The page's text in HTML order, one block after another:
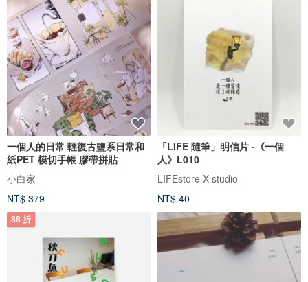
一個人的日常 輕復古鹽系日常和
紙PET 模切手帳 膠帶拼貼
小白家
NT$ 379
「LIFE 隨筆」明信片 -《一個
人》L010
LIFEstore X studio
NT$ 40
88 折